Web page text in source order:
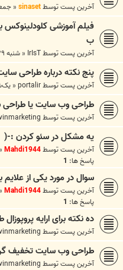
آخرین پست توسطsinaset
« جمعه ۱۳ فروردین
فیلم آموزشی کلودلینوکس
ب
آخرین پست توسطIrIsT
« شنبه ۲۹ اسفند ۱۳۹۴, ۶:۰۶ ب.ظ
پنج نکته درباره طراحی
آخرین پست توسطportalir
« یک‌شنبه ۲۷
طراحی وب سایت یا طراحی
آخرین پست توسط
یه مشکل در سئو کردن :-(
آخرین پست توسطMahdi1944
«
پاسخ ها: 1
سوال در مورد یکی از علایم
آخرین پست توسطMahdi1944
«
پاسخ ها: 1
ده نکته برای ارایه
آخرین پست توسط
طراحی وب سایت تخفیف
آخرین پست توسط